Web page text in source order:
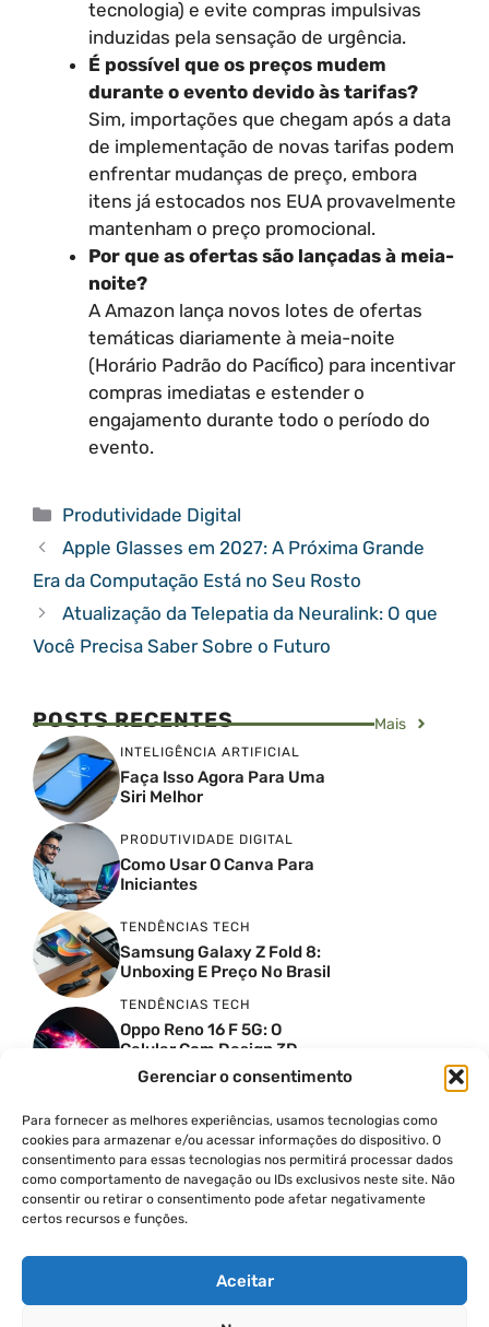
Gerenciar o consentimento
Para fornecer as melhores experiências, usamos tecnologias como
cookies para armazenar e/ou acessar informações do dispositivo. O
consentimento para essas tecnologias nos permitirá processar dados
como comportamento de navegação ou IDs exclusivos neste site. Não
consentir ou retirar o consentimento pode afetar negativamente
certos recursos e funções.
Aceitar
tecnologia) e evite compras impulsivas
induzidas pela sensação de urgência.
É possível que os preços mudem
durante o evento devido às tarifas?
Sim, importações que chegam após a data
de implementação de novas tarifas podem
enfrentar mudanças de preço, embora
itens já estocados nos EUA provavelmente
mantenham o preço promocional.
Por que as ofertas são lançadas à meia-
noite?
A Amazon lança novos lotes de ofertas
temáticas diariamente à meia-noite
(Horário Padrão do Pacífico) para incentivar
compras imediatas e estender o
engajamento durante todo o período do
evento.
Categorias
Produtividade Digital
Apple Glasses em 2027: A Próxima Grande
Era da Computação Está no Seu Rosto
Atualização da Telepatia da Neuralink: O que
Você Precisa Saber Sobre o Futuro
POSTS RECENTES Mais
INTELIGÊNCIA ARTIFICIAL
Faça Isso Agora Para Uma
Siri Melhor
PRODUTIVIDADE DIGITAL
Como Usar O Canva Para
Iniciantes
TENDÊNCIAS TECH
Samsung Galaxy Z Fold 8:
Unboxing E Preço No Brasil
TENDÊNCIAS TECH
Oppo Reno 16 F 5G: O
Celular Com Design 3D
Surreal E Câmeras De 50
MP
PRODUTIVIDADE DIGITAL
Faca Isso Agora Para Uma
Siri Melhor
INSIGHTS & OPINIÃO
A Guerra Dos Datacenters:
Quais Os Problemas?